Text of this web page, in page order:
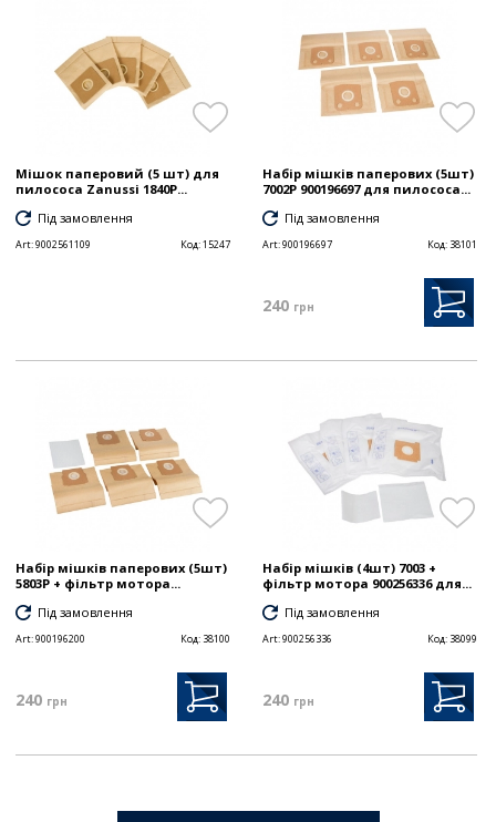
Мішок паперовий (5 шт) для
пилососа Zanussi 1840P...
Під замовлення
Art:9002561109 Код:15247
Набір мішків паперових (5шт)
7002P 900196697 для пилососа...
Під замовлення
Art:900196697 Код: 38101
240 грн
Набір мішків паперових (5шт)
5803P + фільтр мотора...
Під замовлення
Art:900196200 Код: 38100
240 грн
Набір мішків (4шт) 7003 +
фільтр мотора 900256336 для...
Під замовлення
Art:900256336 Код: 38099
240 грн